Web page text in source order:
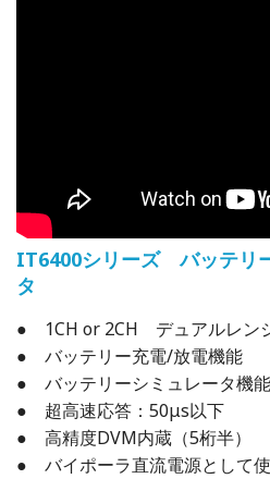
IT6400シリーズ バッテリ
タ
● 1CH or 2CH デュアルレン
● バッテリー充電/放電機能
● バッテリーシミュレータ機能
● 超高速応答：50μs以下
● 高精度DVM内蔵（5桁半）
● バイポーラ直流電源として